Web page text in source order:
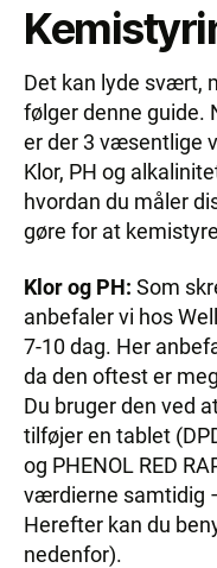
Det kan lyde svært,
følger denne guide.
er der 3 væsentlige
Klor, PH og
hvordan du måler
gøre for at
Klor og PH: Som
anbefaler vi hos
7-10 dag. Her
da den oftest er
Du bruger den ved
tilføjer en tablet
og PHENOL RED
værdierne samtidig
Herefter kan du
nedenfor).